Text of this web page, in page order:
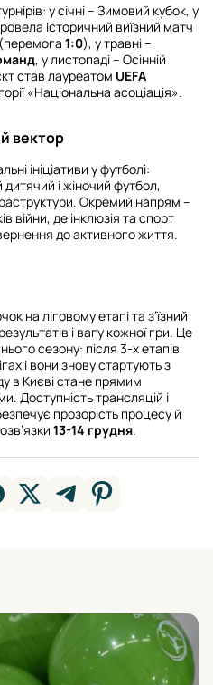
у січні – Зимовий кубок, у
історичний виїзний матч
(перемога 1:0), у травні –
, у листопаді – Осінній
став лауреатом UEFA
«Національна асоціація».
вектор
ініціативи у футболі:
і жіночий футбол,
Окремий напрям –
війни, де інклюзія та спорт
до активного життя.
на ліговому етапі та з’їзний
і вагу кожної гри. Це
сезону: після 3-х етапів
і вони знову стартують з
в Києві стане прямим
Доступність трансляцій і
прозорість процесу й
13-14 грудня.